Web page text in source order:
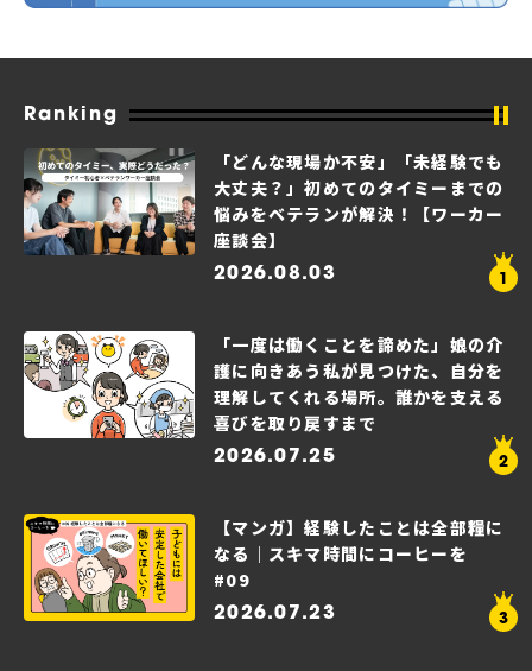
Ranking
「どんな現場か不安」「未経験でも
大丈夫？」初めてのタイミーまでの
悩みをベテランが解決！【ワーカー
座談会】
2026.08.03
「一度は働くことを諦めた」娘の介
護に向きあう私が見つけた、自分を
理解してくれる場所。誰かを支える
喜びを取り戻すまで
2026.07.25
【マンガ】経験したことは全部糧に
なる｜スキマ時間にコーヒーを
#09
2026.07.23